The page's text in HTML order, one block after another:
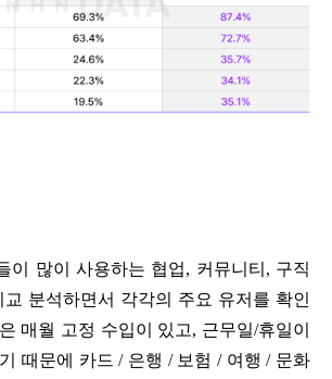
이 많이 사용하는 협업, 커뮤니티 , 구직
분석하면서 각각의 주요 유저를 확인
매월 고정 수입이 있고, 근무일/휴일이
때문에 카드/ 은행 / 보험/ 여행/ 문화